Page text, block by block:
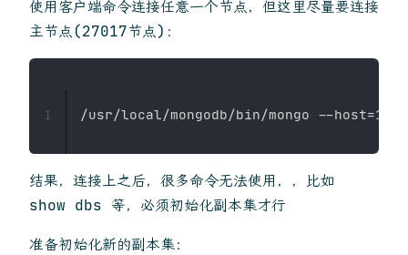
使用客户端命令连接任意一个节点，但这里尽量要连接
主节点(27017节点)：
1
结果，连接上之后，很多命令无法使用，，比如
show dbs 等，必须初始化副本集才行
准备初始化新的副本集：